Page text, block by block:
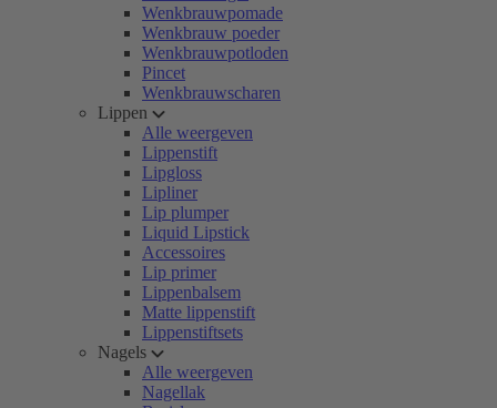
Wenkbrauwpomade
Wenkbrauw poeder
Wenkbrauwpotloden
Pincet
Wenkbrauwscharen
Lippen
Alle weergeven
Lippenstift
Lipgloss
Lipliner
Lip plumper
Liquid Lipstick
Accessoires
Lip primer
Lippenbalsem
Matte lippenstift
Lippenstiftsets
Nagels
Alle weergeven
Nagellak